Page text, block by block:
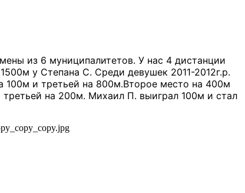
из 6 муниципалитетов. У нас 4 дистанции
у Степана С. Среди девушек 2011-2012г.р.
100м и третьей на 800м.Второе место на 400м
на 200м. Михаил П. выиграл 100м и стал